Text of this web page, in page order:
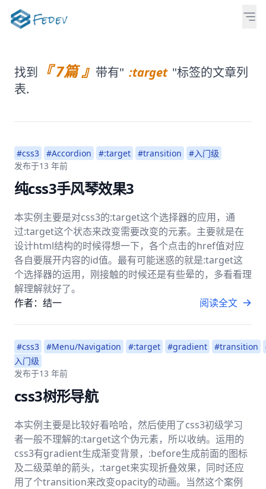
找到 『 7篇 』 带有" :target "标签的文章列
表.
#css3 #Accordion #:target #transition
#入门级
发布于13 年前
纯css3手风琴效果3
本实例主要是对css3的:target这个选择器的应用，通
过:target这个状态来改变需要改变的元素。主要就是在
设计html结构的时候得想一下，各个点击的href值对应
各自要展开内容的id值。最有可能迷惑的就是:target这
个选择器的运用，刚接触的时候还是有些晕的，多看看理
解理解就好了。
作者：结一
阅读全文
#css3 #Menu/Navigation #:target #gradient #transition
入门级
发布于13 年前
css3树形导航
本实例主要是比较好看哈哈，然后使用了css3初级学习
者一般不理解的:target这个伪元素，所以收纳。运用的
css3有gradient生成渐变背景，:before生成前面的图标
及二级菜单的箭头，:target来实现折叠效果，同时还应
用了个transition来改变opacity的动画。当然这个案例